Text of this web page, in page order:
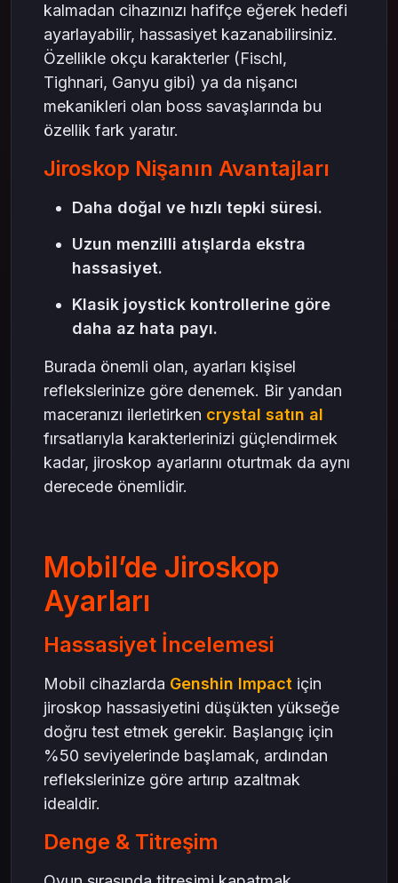
kalmadan cihazınızı hafifçe eğerek hedefi
ayarlayabilir, hassasiyet kazanabilirsiniz.
Özellikle okçu karakterler (Fischl,
Tighnari, Ganyu gibi) ya da nişancı
mekanikleri olan boss savaşlarında bu
özellik fark yaratır.
Jiroskop Nişanın Avantajları
Daha doğal ve hızlı tepki süresi.
Uzun menzilli atışlarda ekstra
hassasiyet.
Klasik joystick kontrollerine göre
daha az hata payı.
Burada önemli olan, ayarları kişisel
reflekslerinize göre denemek. Bir yandan
maceranızı ilerletirken crystal satın al
fırsatlarıyla karakterlerinizi güçlendirmek
kadar, jiroskop ayarlarını oturtmak da aynı
derecede önemlidir.
Mobil’de Jiroskop
Ayarları
Hassasiyet İncelemesi
Mobil cihazlarda Genshin Impact için
jiroskop hassasiyetini düşükten yükseğe
doğru test etmek gerekir. Başlangıç için
%50 seviyelerinde başlamak, ardından
reflekslerinize göre artırıp azaltmak
idealdir.
Denge & Titreşim